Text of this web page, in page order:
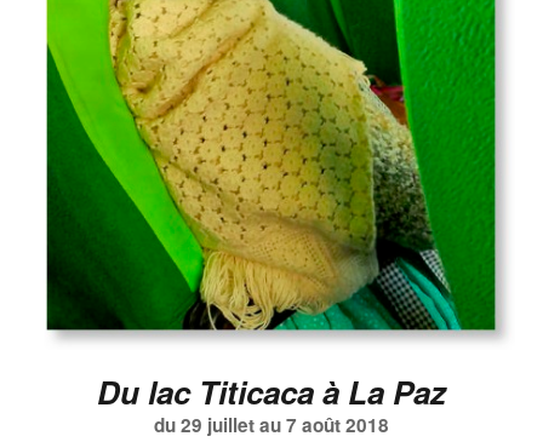
Du lac Titicaca à La Paz
du 29 juillet au 7 août 2018